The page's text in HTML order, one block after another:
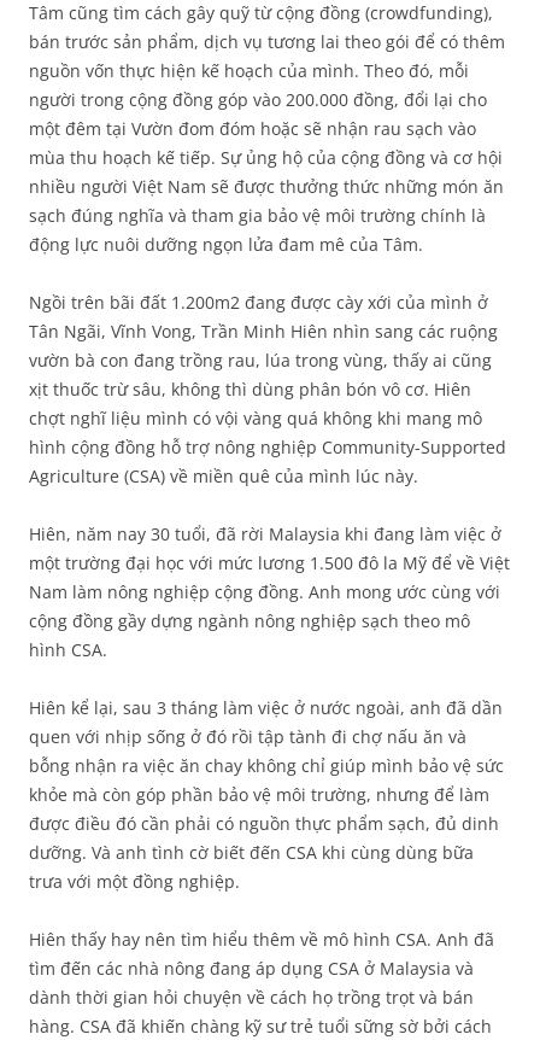
Tâm cũng tìm cách gây quỹ từ cộng đồng (crowdfunding),
bán trước sản phẩm, dịch vụ tương lai theo gói để có thêm
nguồn vốn thực hiện kế hoạch của mình. Theo đó, mỗi
người trong cộng đồng góp vào 200.000 đồng, đổi lại cho
một đêm tại Vườn đom đóm hoặc sẽ nhận rau sạch vào
mùa thu hoạch kế tiếp. Sự ủng hộ của cộng đồng và cơ hội
nhiều người Việt Nam sẽ được thưởng thức những món ăn
sạch đúng nghĩa và tham gia bảo vệ môi trường chính là
động lực nuôi dưỡng ngọn lửa đam mê của Tâm.
Ngồi trên bãi đất 1.200m2 đang được cày xới của mình ở
Tân Ngãi, Vĩnh Vong, Trần Minh Hiên nhìn sang các ruộng
vườn bà con đang trồng rau, lúa trong vùng, thấy ai cũng
xịt thuốc trừ sâu, không thì dùng phân bón vô cơ. Hiên
chợt nghĩ liệu mình có vội vàng quá không khi mang mô
hình cộng đồng hỗ trợ nông nghiệp Community-Supported
Agriculture (CSA) về miền quê của mình lúc này.
Hiên, năm nay 30 tuổi, đã rời Malaysia khi đang làm việc ở
một trường đại học với mức lương 1.500 đô la Mỹ để về Việt
Nam làm nông nghiệp cộng đồng. Anh mong ước cùng với
cộng đồng gầy dựng ngành nông nghiệp sạch theo mô
hình CSA.
Hiên kể lại, sau 3 tháng làm việc ở nước ngoài, anh đã dần
quen với nhịp sống ở đó rồi tập tành đi chợ nấu ăn và
bỗng nhận ra việc ăn chay không chỉ giúp mình bảo vệ sức
khỏe mà còn góp phần bảo vệ môi trường, nhưng để làm
được điều đó cần phải có nguồn thực phẩm sạch, đủ dinh
dưỡng. Và anh tình cờ biết đến CSA khi cùng dùng bữa
trưa với một đồng nghiệp.
Hiên thấy hay nên tìm hiểu thêm về mô hình CSA. Anh đã
tìm đến các nhà nông đang áp dụng CSA ở Malaysia và
dành thời gian hỏi chuyện về cách họ trồng trọt và bán
hàng. CSA đã khiến chàng kỹ sư trẻ tuổi sững sờ bởi cách